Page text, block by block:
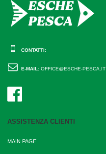
CONTATTI:
E-MAIL: OFFICE@ESCHE-PESCA.IT
ASSISTENZA CLIENTI
MAIN PAGE